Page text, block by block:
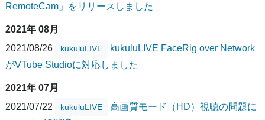
RemoteCam」をリリースしました
2021年 08月
2021/08/26
kukuluLIVE
kukuluLIVE FaceRig over Network
がVTube Studioに対応しました
2021年 07月
2021/07/22
kukuluLIVE
高画質モード（HD）視聴の問題に